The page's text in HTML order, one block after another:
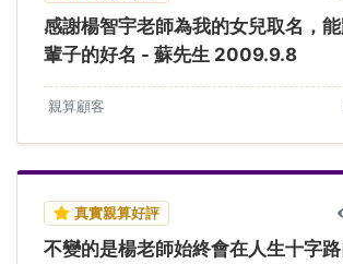
感謝楊智宇老師為我的女兒取名，
輩子的好名 - 蘇先生 2009.9.8
親算顧客
真實親算好評
不變的是楊老師始終會在人生十字